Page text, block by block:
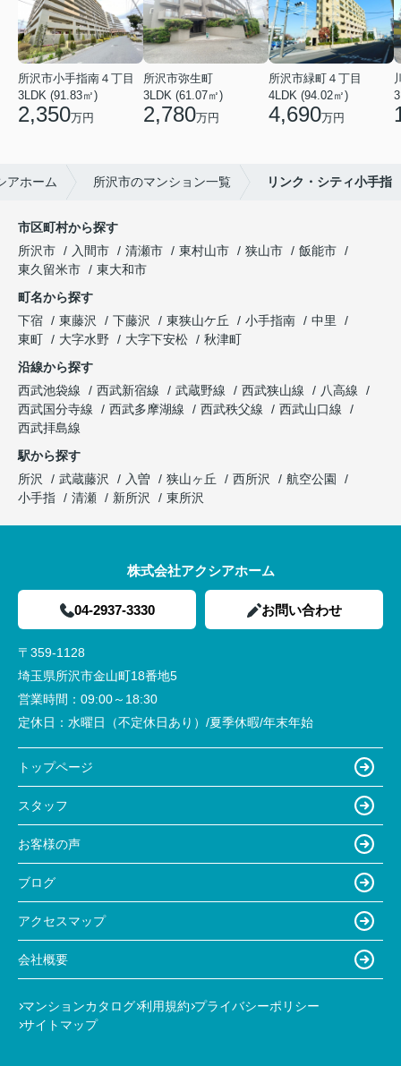
所沢市小手指南４丁目
3LDK (91.83㎡)
2,350万円
所沢市弥生町
3LDK (61.07㎡)
2,780万円
所沢市緑町４丁目
4LDK (94.02㎡)
4,690万円
アホーム 所沢市のマンション一覧 リンク・シティ小手指
市区町村から探す
所沢市
入間市 清瀬市 東村山市 狭山市
飯能市
東久留米市
東大和市
町名から探す
下宿
東藤沢 下藤沢 東狭山ケ丘 小手指南
中里
東町
大字水野 大字下安松
秋津町
沿線から探す
西武池袋線
西武新宿線 武蔵野線 西武狭山線
八高線
西武国分寺線
西武多摩湖線 西武秩父線
西武山口線
西武拝島線
駅から探す
所沢
武蔵藤沢 入曽 狭山ヶ丘 西所沢
航空公園
小手指
清瀬 新所沢 東所沢
株式会社アクシアホーム
04-2937-3330 お問い合わせ
〒359-1128
埼玉県所沢市金山町18番地5
営業時間： 09:00～18:30
定休日： 水曜日（不定休日あり）/夏季休暇/年末年始
トップページ
スタッフ
お客様の声
ブログ
アクセスマップ
会社概要
マンションカタログ 利用規約 プライバシーポリシー
サイトマップ